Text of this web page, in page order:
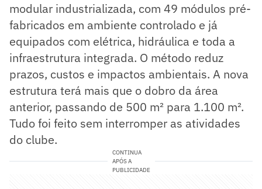
modular industrializada, com 49 módulos pré-
fabricados em ambiente controlado e já
equipados com elétrica, hidráulica e toda a
infraestrutura integrada. O método reduz
prazos, custos e impactos ambientais. A nova
estrutura terá mais que o dobro da área
anterior, passando de 500 m² para 1.100 m².
Tudo foi feito sem interromper as atividades
do clube.
CONTINUA
APÓS A
PUBLICIDADE